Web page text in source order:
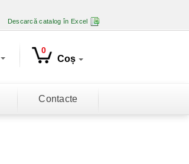
Descarcă catalog în Excel
0
Coș
Contacte